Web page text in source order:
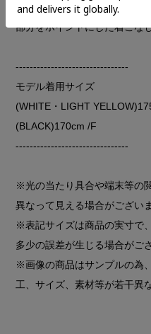
ートやカプリパンツでボトム
部分をポイントにした着こな
--------------------------------
モデル着用サイズ
(WHITE・LIGHT
(BLACK)170cm /F
--------------------------------
※光の当たり具合や端末等の
異なって見える場合がござい
※表記サイズは商品の実寸で
多少の誤差が生じる場合がご
※画像の商品はサンプルの為
工、サイズ、素材等が若干異